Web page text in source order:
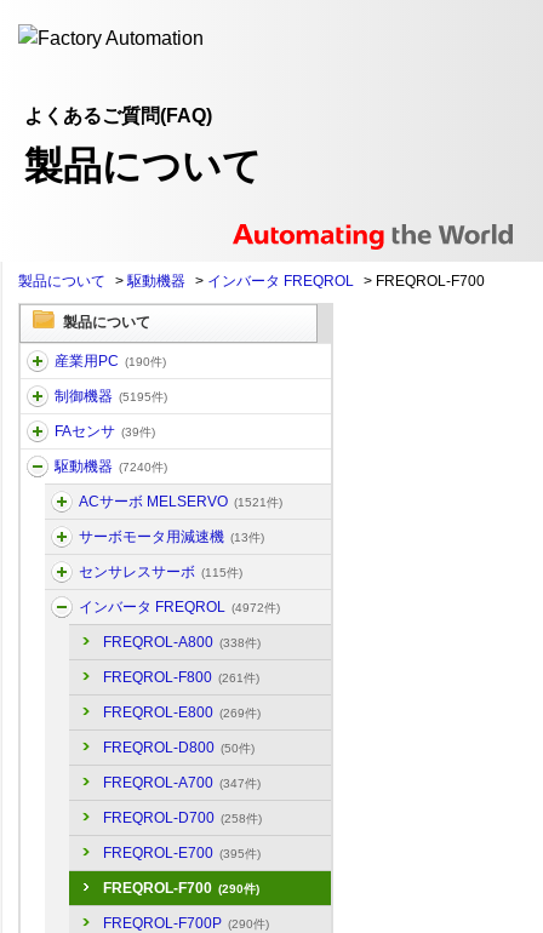
よくあるご質問(FAQ)
製品について
製品について >駆動機器 > インバータ FREQROL > FREQROL-F700
製品について
産業用PC (190件)
制御機器 (5195件)
FAセンサ (39件)
駆動機器 (7240件)
ACサーボ MELSERVO (1521件)
サーボモータ用減速機 (13件)
センサレスサーボ (115件)
インバータ FREQROL (4972件)
FREQROL-A800 (338件)
FREQROL-F800 (261件)
FREQROL-E800 (269件)
FREQROL-D800 (50件)
FREQROL-A700 (347件)
FREQROL-D700 (258件)
FREQROL-E700 (395件)
FREQROL-F700 (290件)
FREQROL-F700P (290件)